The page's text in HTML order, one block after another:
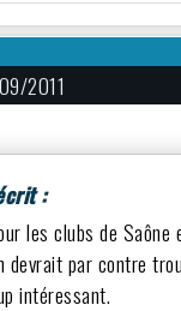
2011
:
les clubs de
devrait par contre
intéressant.